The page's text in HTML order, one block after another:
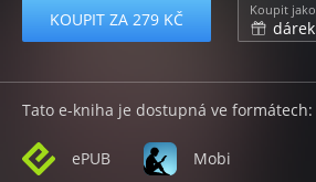
KOUPIT ZA 279 KČ Koupit jako
dárek
Tato e-kniha je dostupná ve formátech:
ePUB Mobi